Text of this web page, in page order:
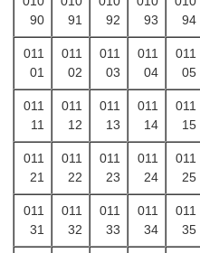
90
91
92
93
94
011
01
011
02
011
03
011
04
011
05
011
11
011
12
011
13
011
14
011
15
011
21
011
22
011
23
011
24
011
25
011
31
011
32
011
33
011
34
011
35